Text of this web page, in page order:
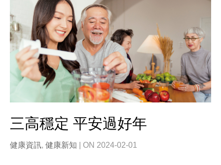
三高穩定 平安過好年
健康資訊, 健康新知 | ON 2024-02-01